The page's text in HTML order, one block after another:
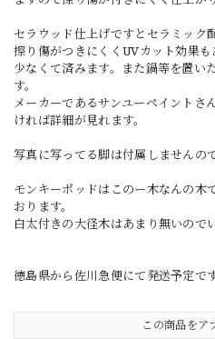
セラウッド仕上げですとセラミック
擦り傷がつきにくくUVカット効果
少なくて済みます。また鍋等を置い
す。
メーカーであるサンユーペイントさ
ければ詳細が見れます。
写真に写ってる脚は付属しませんの
モンキーポッドはこのー木なんの木
おります。
白太付きの大径木はあまり無いので
徳島県から佐川急便にて発送予定です
この商品をア